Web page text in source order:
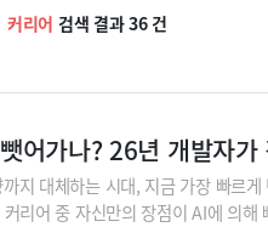
커리어 검색 결과 36 건
어가나? 26년 개발자가
지 대체하는 시대, 지금 가장 빠르
리어 중 자신만의 장점이 AI에 의